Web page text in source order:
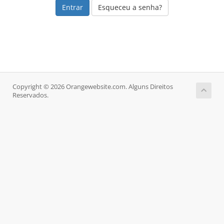
Esqueceu a senha?
Copyright © 2026 Orangewebsite.com. Alguns Direitos
Reservados.